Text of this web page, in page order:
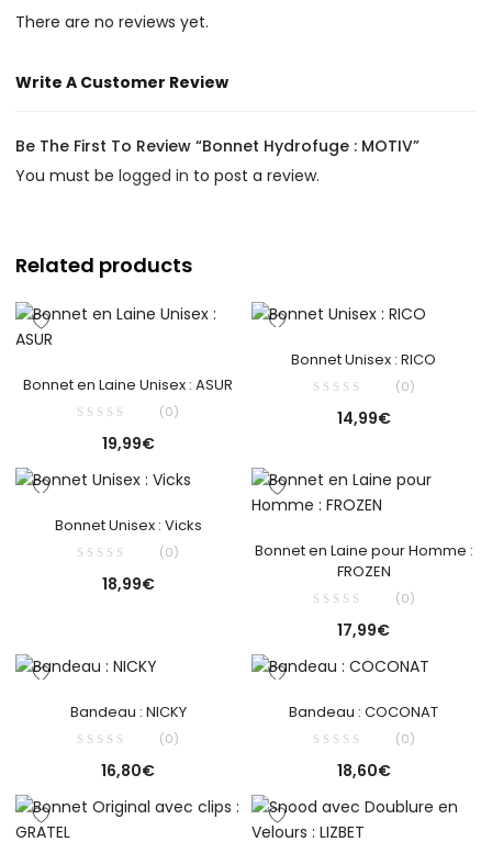
There are no reviews yet.
Write A Customer Review
Be The First To Review “Bonnet Hydrofuge : MOTIV”
You must belogged in to post a review.
Related products
Bonnet en Laine Unisex : ASUR
(0)
19,99€
Bonnet Unisex : RICO
(0)
14,99€
Bonnet Unisex : Vicks
(0)
18,99€
Bonnet en Laine pour Homme :
FROZEN
(0)
17,99€
Bandeau : NICKY
(0)
16,80€
Bandeau : COCONAT
(0)
18,60€